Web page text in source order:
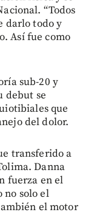
“Todos
darlo todo y
Así fue como
sub-20 y
debut se
que
del dolor.
transferido a
Danna
fuerza en el
no solo el
el motor